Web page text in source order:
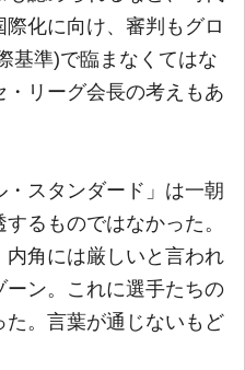
化に向け、審判もグロ
基準)で臨まなくてはな
・リーグ会長の考えもあ
スタンダード」は一朝
るものではなかった。
角には厳しいと言われ
ーン。これに選手たちの
。言葉が通じないもど